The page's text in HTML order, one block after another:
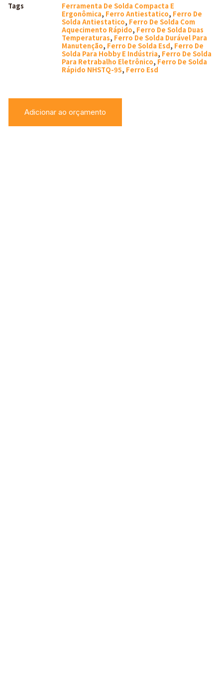
Tags
Ferramenta De Solda Compacta E
Ergonômica, Ferro Antiestatico, Ferro De
Solda Antiestatico, Ferro De Solda Com
Aquecimento Rápido, Ferro De Solda Duas
Temperaturas, Ferro De Solda Durável Para
Manutenção, Ferro De Solda Esd, Ferro De
Solda Para Hobby E Indústria, Ferro De Solda
Para Retrabalho Eletrônico, Ferro De Solda
Rápido NHSTQ-95, Ferro Esd
Adicionar ao orçamento